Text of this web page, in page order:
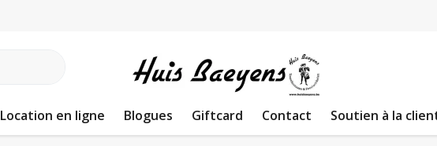
Location en ligne Blogues Giftcard Contact Soutien à la